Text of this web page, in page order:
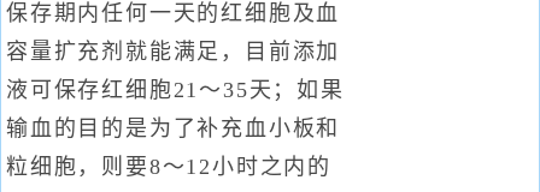
保存期内任何一天的红细胞及血
容量扩充剂就能满足，目前添加
液可保存红细胞21～35天；如果
输血的目的是为了补充血小板和
粒细胞，则要8～12小时之内的